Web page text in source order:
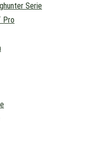
Serie
Pro